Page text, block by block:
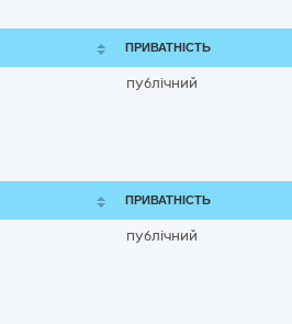
ПРИВАТНІСТЬ
публічний
ПРИВАТНІСТЬ
публічний